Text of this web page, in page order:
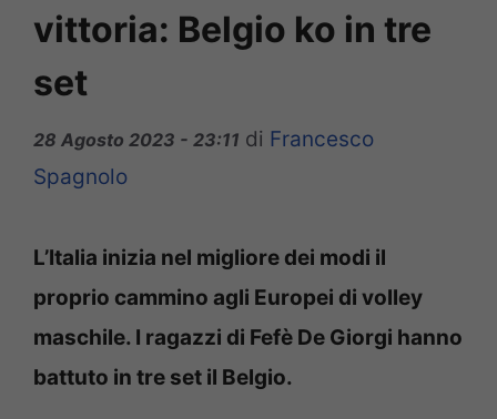
vittoria: Belgio ko in tre
set
28 Agosto 2023 - 23:11 di Francesco
Spagnolo
L’Italia inizia nel migliore dei modi il
proprio cammino agli Europei di volley
maschile. I ragazzi di Fefè De Giorgi hanno
battuto in tre set il Belgio.